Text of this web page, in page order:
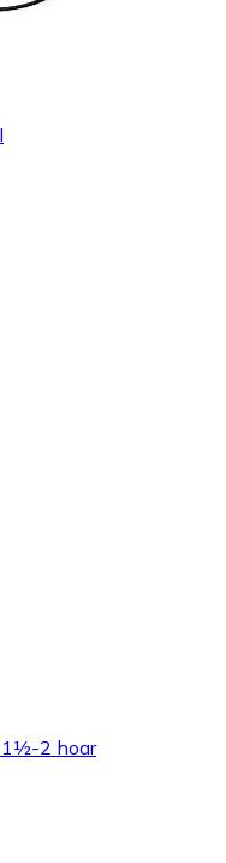
1½-2 hoar